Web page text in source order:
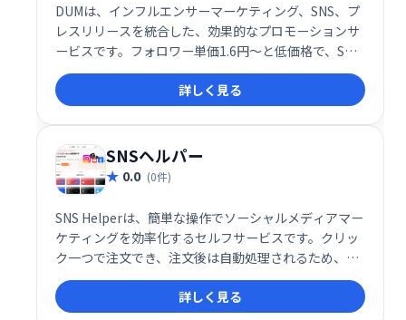
DUMは、インフルエンサーマーケティング、SNS、プ
レスリリースを統合した、効果的なプロモーションサ
ービスです。フォロワー単価1.6円〜と低価格で、SNS
を活用した集客・ブランド認知向上を実現します。
詳しく見る
SNSヘルパー
0.0 (0件)
SNS Helperは、簡単な操作でソーシャルメディアマー
ケティングを効率化するセルフサービスです。クリッ
ク一つで注文でき、注文後は自動処理されるため、手
間なくマーケティング活動を進められます。手軽に始
められるソーシャルメディア戦略の強力な味方です。
詳しく見る